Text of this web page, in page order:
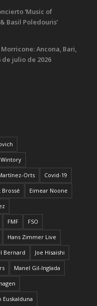
‘Music of
Basil Poledouris’
Ancona, Bari,
de julio de 2026
Orts Covid-19
Brossé Eimear Noone
FMF FSO
Hans Zimmer Live
Bernard Joe Hisaishi
Manel Gil-Inglada
Euskalduna